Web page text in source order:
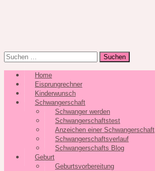
Suchen
nach:
Home
Eisprungrechner
Kinderwunsch
Schwangerschaft
Schwanger werden
Schwangerschaftstest
Anzeichen einer Schwangerschaft
Schwangerschaftsverlauf
Schwangerschafts Blog
Geburt
Geburtsvorbereitung